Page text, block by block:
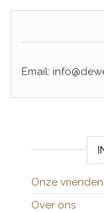
Email:
Onze vrienden
Over ons